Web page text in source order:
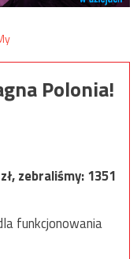
Polonia!
zł, zebraliśmy:1351
funkcjonowania